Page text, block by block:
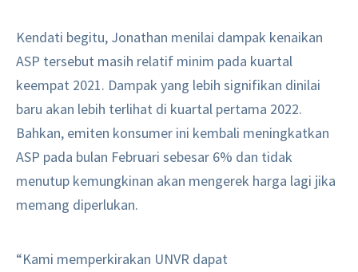
Kendati begitu, Jonathan menilai dampak kenaikan
ASP tersebut masih relatif minim pada kuartal
keempat 2021. Dampak yang lebih signifikan dinilai
baru akan lebih terlihat di kuartal pertama 2022.
Bahkan, emiten konsumer ini kembali meningkatkan
ASP pada bulan Februari sebesar 6% dan tidak
menutup kemungkinan akan mengerek harga lagi jika
memang diperlukan.
“Kami memperkirakan UNVR dapat